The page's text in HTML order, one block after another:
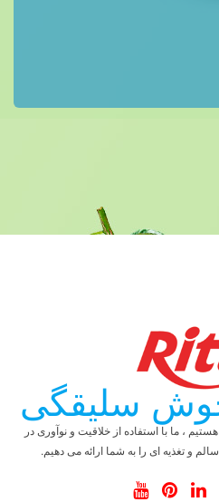
سلیقگی
، ما با استفاده از خلاقیت و نوآوری در
و تغذیه ای را به شما ارائه می دهیم.